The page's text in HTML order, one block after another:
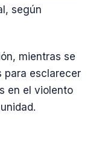
según
mientras se
para esclarecer
en el violento